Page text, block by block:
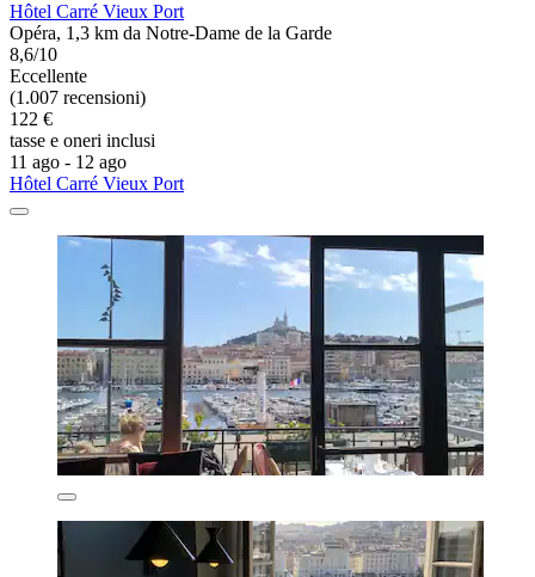
Hôtel Carré Vieux Port
Opéra, 1,3 km da Notre-Dame de la Garde
8,6/10
Eccellente
(1.007 recensioni)
122 €
tasse e oneri inclusi
11 ago - 12 ago
Hôtel Carré Vieux Port